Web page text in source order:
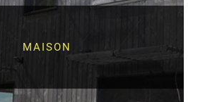
MAISON